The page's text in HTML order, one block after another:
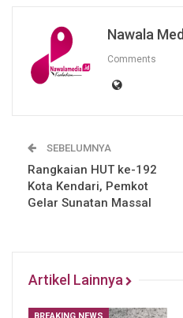
Nawala
Comments
SEBELUMNYA
Rangkaian HUT ke-192
Kota Kendari, Pemkot
Gelar Sunatan Massal
Artikel Lainnya
BREAKING NEWS